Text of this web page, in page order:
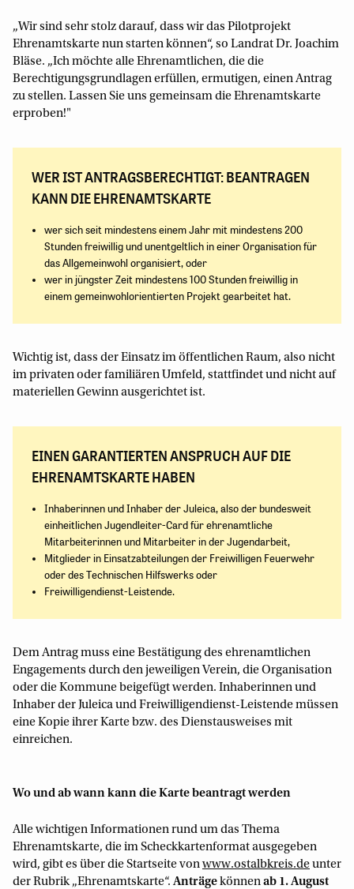
„Wir sind sehr stolz darauf, dass wir das Pilotprojekt
Ehrenamtskarte nun starten können“, so Landrat Dr. Joachim
Bläse. „Ich möchte alle Ehrenamtlichen, die die
Berechtigungsgrundlagen erfüllen, ermutigen, einen Antrag
zu stellen. Lassen Sie uns gemeinsam die Ehrenamtskarte
erproben!"
WER IST ANTRAGSBERECHTIGT: BEANTRAGEN
KANN DIE EHRENAMTSKARTE
wer sich seit mindestens einem Jahr mit mindestens 200
Stunden freiwillig und unentgeltlich in einer Organisation für
das Allgemeinwohl organisiert, oder
wer in jüngster Zeit mindestens 100 Stunden freiwillig in
einem gemeinwohlorientierten Projekt gearbeitet hat.
Wichtig ist, dass der Einsatz im öffentlichen Raum, also nicht
im privaten oder familiären Umfeld, stattfindet und nicht auf
materiellen Gewinn ausgerichtet ist.
EINEN GARANTIERTEN ANSPRUCH AUF DIE
EHRENAMTSKARTE HABEN
Inhaberinnen und Inhaber der Juleica, also der bundesweit
einheitlichen Jugendleiter-Card für ehrenamtliche
Mitarbeiterinnen und Mitarbeiter in der Jugendarbeit,
Mitglieder in Einsatzabteilungen der Freiwilligen Feuerwehr
oder des Technischen Hilfswerks oder
Freiwilligendienst-Leistende.
Dem Antrag muss eine Bestätigung des ehrenamtlichen
Engagements durch den jeweiligen Verein, die Organisation
oder die Kommune beigefügt werden. Inhaberinnen und
Inhaber der Juleica und Freiwilligendienst-Leistende müssen
eine Kopie ihrer Karte bzw. des Dienstausweises mit
einreichen.
Wo und ab wann kann die Karte beantragt werden
Alle wichtigen Informationen rund um das Thema
Ehrenamtskarte, die im Scheckkartenformat ausgegeben
wird, gibt es über die Startseite vonwww.ostalbkreis.deunter
der Rubrik „Ehrenamtskarte“. Anträgekönnenab 1. August